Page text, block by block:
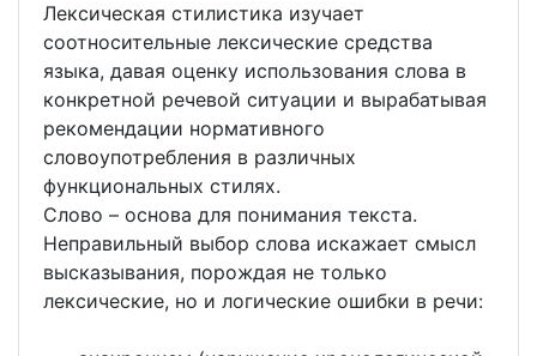
Лексическая стилистика изучает
соотносительные лексические средства
языка, давая оценку использования слова в
конкретной речевой ситуации и вырабатывая
рекомендации нормативного
словоупотребления в различных
функциональных стилях.
Слово – основа для понимания текста.
Неправильный выбор слова искажает смысл
высказывания, порождая не только
лексические, но и логические ошибки в речи: